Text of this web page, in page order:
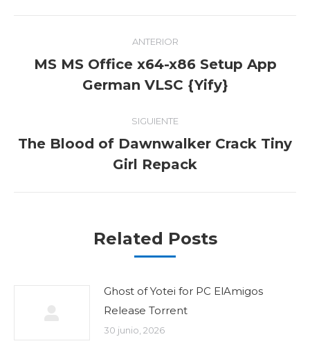
entre
publicaciones
ANTERIOR
Publicación
anterior:
MS MS Office x64-x86 Setup App
German VLSC {Yify}
SIGUIENTE
Publicación
siguiente:
The Blood of Dawnwalker Crack Tiny
Girl Repack
Related Posts
Ghost of Yotei for PC ElAmigos
Release Torrent
30 junio, 2026